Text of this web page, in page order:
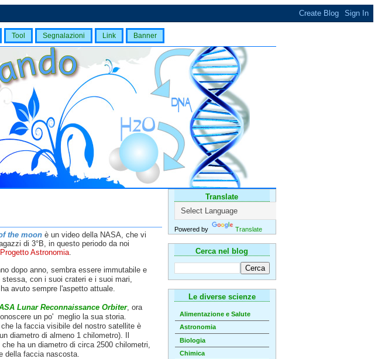
Tool Segnalazioni Link Banner
Translate
Powered by Translate
Cerca nel blog
Le diverse scienze
Alimentazione e Salute
Astronomia
Biologia
Chimica
the moonè un video della NASA, che vi
di 3°B, in questo periodo da noi
Progetto Astronomia.
dopo anno, sembra essere immutabile e
stessa, con i suoi crateri e i suoi mari,
avuto sempre l'aspetto attuale.
Lunar Reconnaissance Orbiter, ora
un po' meglio la sua storia.
che la faccia visibile del nostro satellite è
diametro di almeno 1 chilometro). Il
che ha un diametro di circa 2500 chilometri,
della faccia nascosta.